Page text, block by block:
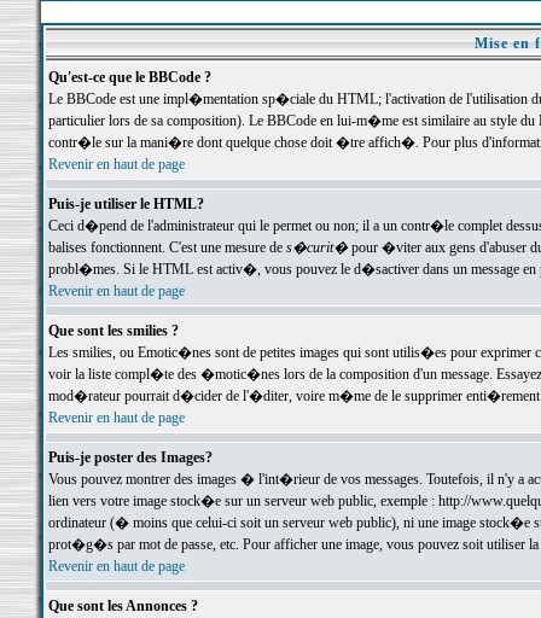
Mise en
Qu'est-ce que le BBCode ?
Le BBCode est une impl�mentation sp�ciale du HTML; l'activation de l'utilisation
particulier lors de sa composition). Le BBCode en lui-m�me est similaire au style
contr�le sur la mani�re dont quelque chose doit �tre affich�. Pour plus
Revenir en haut de page
Puis-je utiliser le HTML?
Ceci d�pend de l'administrateur qui le permet ou non; il a un contr�le complet
balises fonctionnent. C'est une mesure de s�curit�pour �viter aux gens d'abuser
probl�mes. Si le HTML est activ�, vous pouvez le d�sactiver dans un message en
Revenir en haut de page
Que sont les smilies ?
Les smilies, ou Emotic�nes sont de petites images qui sont utilis�es pour exprimer
voir la liste compl�te des �motic�nes lors de la composition d'un message.
mod�rateur pourrait d�cider de l'�diter, voire m�me de le supprimer
Revenir en haut de page
Puis-je poster des Images?
Vous pouvez montrer des images � l'int�rieur de vos messages. Toutefois, il n'y a
lien vers votre image stock�e sur un serveur web public, exemple : http://
ordinateur (� moins que celui-ci soit un serveur web public), ni une image stock�e
prot�g�s par mot de passe, etc. Pour afficher une image, vous pouvez soit
Revenir en haut de page
Que sont les Annonces ?